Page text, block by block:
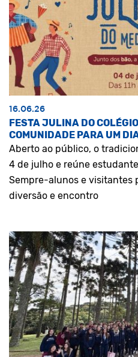
16.06.26
FESTA JULINA DO
COMUNIDADE PARA UM
Aberto ao público, o
4 de julho e reúne
Sempre-alunos e visitantes
diversão e encontro